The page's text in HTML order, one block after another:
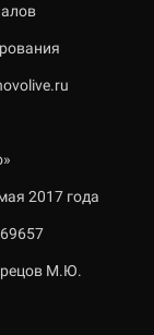
2017 года
М.Ю.